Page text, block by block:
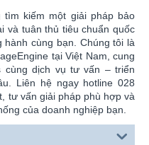
tìm kiếm một giải pháp bảo
và tuân thủ tiêu chuẩn quốc
hành cùng bạn. Chúng tôi là
tại Việt Nam, cung
cùng dịch vụ tư vấn – triển
Liên hệ ngay hotline 028
tư vấn giải pháp phù hợp và
của doanh nghiệp bạn.